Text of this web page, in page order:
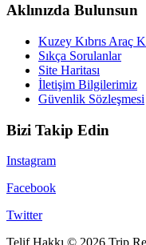
Aklınızda Bulunsun
Kuzey Kıbrıs Araç
Sıkça Sorulanlar
Site Haritası
İletişim Bilgilerimiz
Güvenlik Sözleşmesi
Bizi Takip Edin
Instagram
Facebook
Twitter